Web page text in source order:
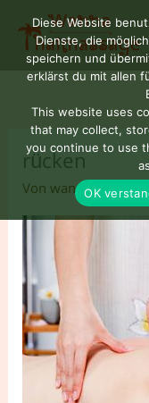
Inhalt
springen
rücken
VonwannaNUAD77
Diese Website
Dienste, die
speichern und
erklärst du mit allen
This website uses
that may collect,
you continue to use
OK